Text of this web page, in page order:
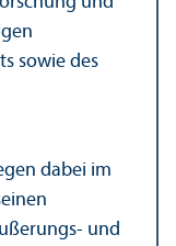
sowie des
dabei im
und